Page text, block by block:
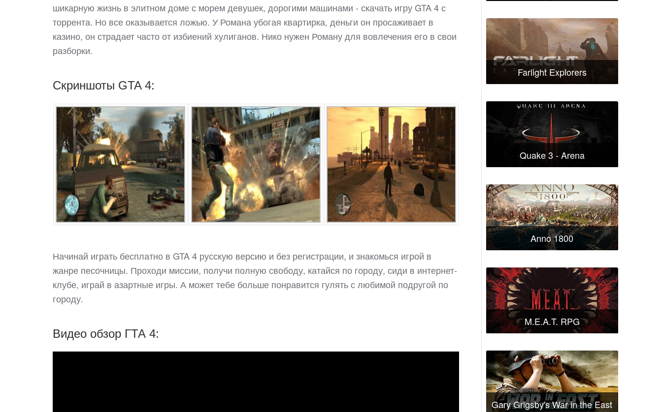
шикарную жизнь в элитном доме с морем девушек, дорогими машинами - скачать игру GTA 4 с
торрента. Но все оказывается ложью. У Романа убогая квартирка, деньги он просаживает в
казино, он страдает часто от избиений хулиганов. Нико нужен Роману для вовлечения его в свои
разборки.
Скриншоты GTA 4:
Начинай играть бесплатно в GTA 4 русскую версию и без регистрации, и знакомься игрой в
жанре песочницы. Проходи миссии, получи полную свободу, катайся по городу, сиди в интернет-
клубе, играй в азартные игры. А может тебе больше понравится гулять с любимой подругой по
городу.
Видео обзор ГТА 4:
Farlight Explorers
Quake 3 - Arena
Anno 1800
M.E.A.T. RPG
Gary Grigsby's War in the East